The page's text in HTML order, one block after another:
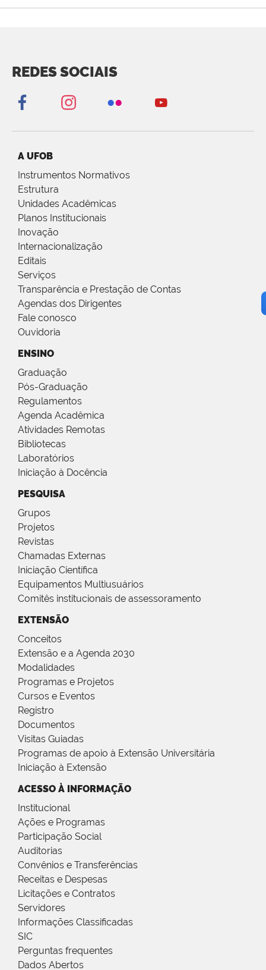
REDES SOCIAIS
A UFOB
Instrumentos Normativos
Estrutura
Unidades Acadêmicas
Planos Institucionais
Inovação
Internacionalização
Editais
Serviços
Transparência e Prestação de Contas
Agendas dos Dirigentes
Fale conosco
Ouvidoria
ENSINO
Graduação
Pós-Graduação
Regulamentos
Agenda Acadêmica
Atividades Remotas
Bibliotecas
Laboratórios
Iniciação à Docência
PESQUISA
Grupos
Projetos
Revistas
Chamadas Externas
Iniciação Científica
Equipamentos Multiusuários
Comitês institucionais de assessoramento
EXTENSÃO
Conceitos
Extensão e a Agenda 2030
Modalidades
Programas e Projetos
Cursos e Eventos
Registro
Documentos
Visitas Guiadas
Programas de apoio à Extensão Universitária
Iniciação à Extensão
ACESSO À INFORMAÇÃO
Institucional
Ações e Programas
Participação Social
Auditorias
Convênios e Transferências
Receitas e Despesas
Licitações e Contratos
Servidores
Informações Classificadas
SIC
Perguntas frequentes
Dados Abertos